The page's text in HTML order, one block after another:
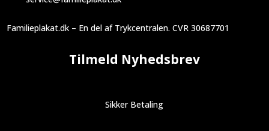
Familieplakat.dk – En del af Trykcentralen. CVR 30687701
Tilmeld Nyhedsbrev
Sikker Betaling